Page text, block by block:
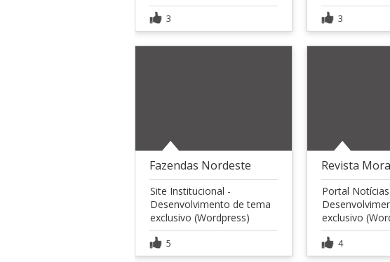
3 3
Fazendas Nordeste
Site Institucional -
Desenvolvimento de tema
exclusivo (Wordpress)
5
Revista
Portal
exclusivo
4